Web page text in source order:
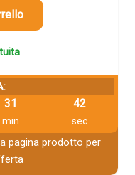
31
min
42
sec
pagina prodotto per